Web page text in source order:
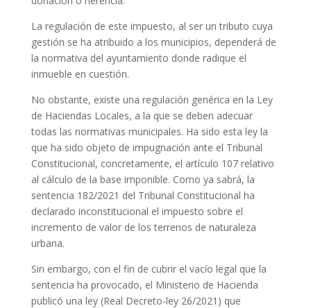
La regulación de este impuesto, al ser un tributo cuya
gestión se ha atribuido a los municipios, dependerá de
la normativa del ayuntamiento donde radique el
inmueble en cuestión.
No obstante, existe una regulación genérica en la Ley
de Haciendas Locales, a la que se deben adecuar
todas las normativas municipales. Ha sido esta ley la
que ha sido objeto de impugnación ante el Tribunal
Constitucional, concretamente, el artículo 107 relativo
al cálculo de la base imponible. Como ya sabrá, la
sentencia 182/2021 del Tribunal Constitucional ha
declarado inconstitucional el impuesto sobre el
incremento de valor de los terrenos de naturaleza
urbana.
Sin embargo, con el fin de cubrir el vacío legal que la
sentencia ha provocado, el Ministerio de Hacienda
publicó una ley (Real Decreto-ley 26/2021) que